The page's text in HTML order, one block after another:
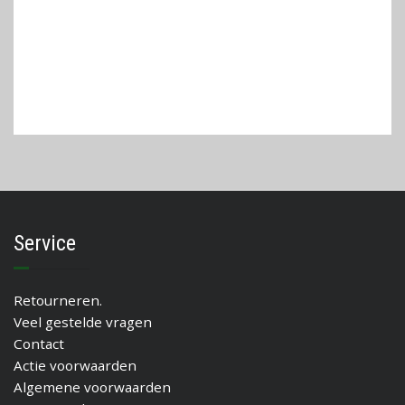
Service
Retourneren.
Veel gestelde vragen
Contact
Actie voorwaarden
Algemene voorwaarden